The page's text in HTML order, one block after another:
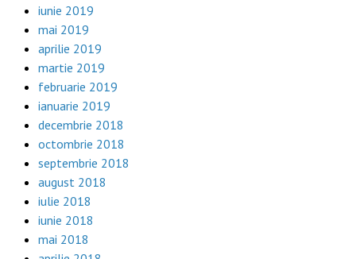
iunie 2019
mai 2019
aprilie 2019
martie 2019
februarie 2019
ianuarie 2019
decembrie 2018
octombrie 2018
septembrie 2018
august 2018
iulie 2018
iunie 2018
mai 2018